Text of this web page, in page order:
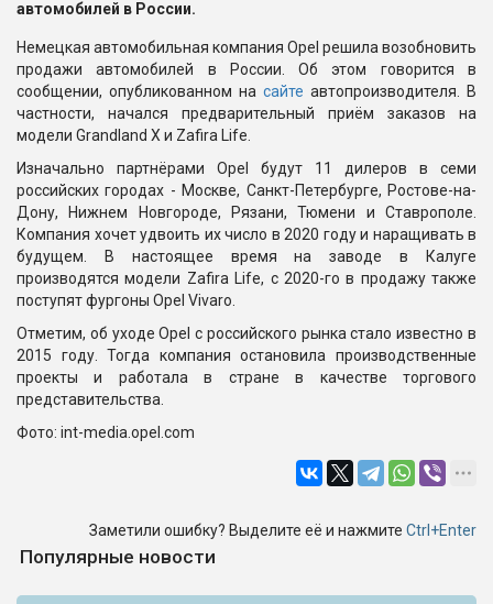
автомобилей в России.
Немецкая автомобильная компания Opel решила возобновить
продажи автомобилей в России. Об этом говорится в
сообщении, опубликованном на сайте автопроизводителя. В
частности, начался предварительный приём заказов на
модели Grandland X и Zafira Life.
Изначально партнёрами Opel будут 11 дилеров в семи
российских городах - Москве, Санкт-Петербурге, Ростове-на-
Дону, Нижнем Новгороде, Рязани, Тюмени и Ставрополе.
Компания хочет удвоить их число в 2020 году и наращивать в
будущем. В настоящее время на заводе в Калуге
производятся модели Zafira Life, с 2020-го в продажу также
поступят фургоны Opel Vivaro.
Отметим, об уходе Opel с российского рынка стало известно в
2015 году. Тогда компания остановила производственные
проекты и работала в стране в качестве торгового
представительства.
Фото: int-media.opel.com
Заметили ошибку? Выделите её и нажмите Ctrl+Enter
Популярные новости